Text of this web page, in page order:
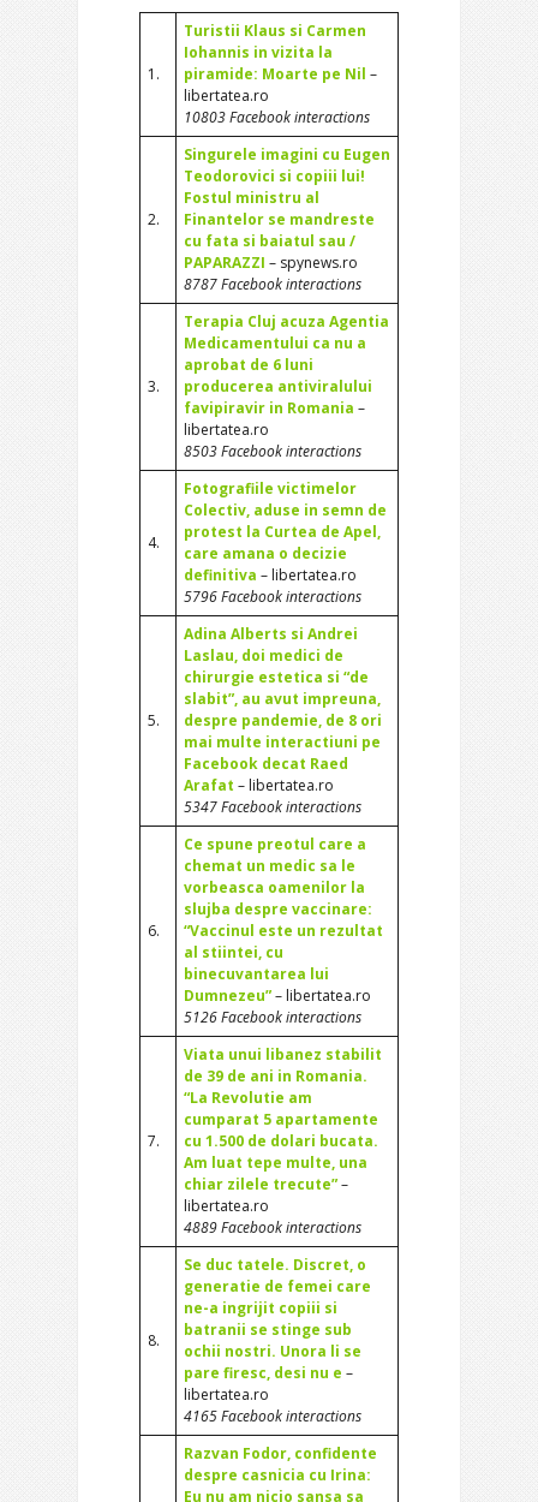
1.
Turistii Klaus si Carmen
Iohannis in vizita la
piramide: Moarte pe Nil –
libertatea.ro
10803 Facebook interactions
2.
Singurele imagini cu Eugen
Teodorovici si copiii lui!
Fostul ministru al
Finantelor se mandreste
cu fata si baiatul sau /
PAPARAZZI – spynews.ro
8787 Facebook interactions
3.
Terapia Cluj acuza Agentia
Medicamentului ca nu a
aprobat de 6 luni
producerea antiviralului
favipiravir in Romania –
libertatea.ro
8503 Facebook interactions
4.
Fotografiile victimelor
Colectiv, aduse in semn de
protest la Curtea de Apel,
care amana o decizie
definitiva – libertatea.ro
5796 Facebook interactions
5.
Adina Alberts si Andrei
Laslau, doi medici de
chirurgie estetica si “de
slabit”, au avut impreuna,
despre pandemie, de 8 ori
mai multe interactiuni pe
Facebook decat Raed
Arafat – libertatea.ro
5347 Facebook interactions
6.
Ce spune preotul care a
chemat un medic sa le
vorbeasca oamenilor la
slujba despre vaccinare:
“Vaccinul este un rezultat
al stiintei, cu
binecuvantarea lui
Dumnezeu”– libertatea.ro
5126 Facebook interactions
7.
Viata unui libanez stabilit
de 39 de ani in Romania.
“La Revolutie am
cumparat 5 apartamente
cu 1.500 de dolari bucata.
Am luat tepe multe, una
chiar zilele trecute”–
libertatea.ro
4889 Facebook interactions
8.
Se duc tatele. Discret, o
generatie de femei care
ne-a ingrijit copiii si
batranii se stinge sub
ochii nostri. Unora li se
pare firesc, desi nu e –
libertatea.ro
4165 Facebook interactions
Razvan Fodor, confidente
despre casnicia cu Irina:
Eu nu am nicio sansa sa